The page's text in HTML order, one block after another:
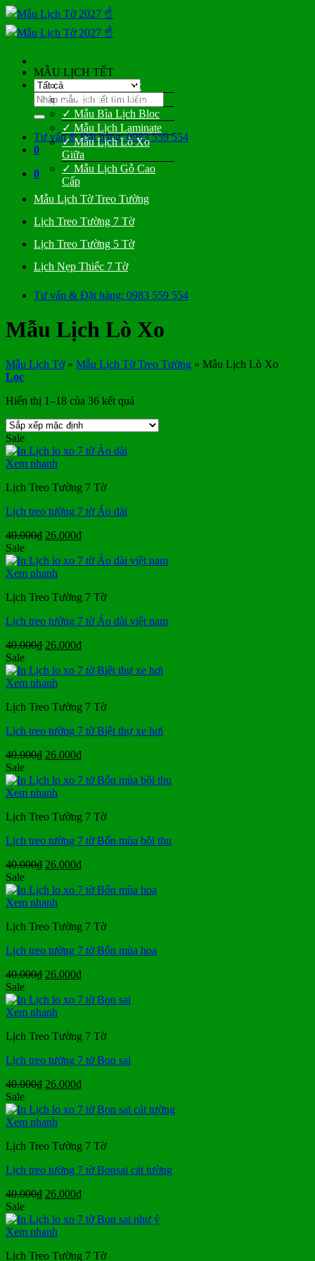
Bỏ
qua
nội
Tìm
kiếm:
Tư vấn & Đặt hàng: 0983 559 554
0
0
MẪU LỊCH TẾT
✓ Mẫu Lịch Bloc
✓ Mẫu Lịch Để Bàn
✓ Mẫu Bìa Lịch Bloc
✓ Mẫu Lịch Laminate
✓ Mẫu Lịch Lò Xo
Giữa
✓ Mẫu Lịch Gỗ Cao
Cấp
Mẫu Lịch Tờ Treo Tường
Lịch Treo Tường 7 Tờ
Lịch Treo Tường 5 Tờ
Lịch Nẹp Thiếc 7 Tờ
Tư vấn & Đặt hàng: 0983 559 554
Mẫu Lịch Lò Xo
Mẫu Lịch Tờ » Mẫu Lịch Tờ Treo Tường » Mẫu Lịch Lò Xo
Lọc
Hiển thị 1–18 của 36 kết quả
Sale
Xem nhanh
Lịch Treo Tường 7 Tờ
Lịch treo tường 7 tờ Áo dài
40.000₫ Giá
là:
40.000₫.
26.000₫Giá
tại
Sale
Xem nhanh
Lịch Treo Tường 7 Tờ
Lịch treo tường 7 tờ Áo dài việt nam
40.000₫ Giá
là:
40.000₫.
26.000₫Giá
tại
Sale
Xem nhanh
Lịch Treo Tường 7 Tờ
Lịch treo tường 7 tờ Biệt thự xe hơi
40.000₫ Giá
là:
40.000₫.
26.000₫Giá
tại
Sale
Xem nhanh
Lịch Treo Tường 7 Tờ
Lịch treo tường 7 tờ Bốn mùa bội thu
40.000₫ Giá
là:
40.000₫.
26.000₫Giá
tại
Sale
Xem nhanh
Lịch Treo Tường 7 Tờ
Lịch treo tường 7 tờ Bốn mùa hoa
40.000₫ Giá
là:
40.000₫.
26.000₫Giá
tại
Sale
Xem nhanh
Lịch Treo Tường 7 Tờ
Lịch treo tường 7 tờ Bon sai
40.000₫ Giá
là:
40.000₫.
26.000₫Giá
tại
Sale
Xem nhanh
Lịch Treo Tường 7 Tờ
Lịch treo tường 7 tờ Bonsai cát tường
40.000₫ Giá
là:
40.000₫.
26.000₫Giá
tại
Sale
Xem nhanh
Lịch Treo Tường 7 Tờ